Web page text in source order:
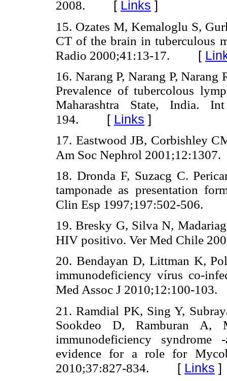
2008. [ Links ]
15. Ozates M, Kemaloglu S,
CT of the brain in tuberculous
Radio 2000;41:13-17. [
16. Narang P, Narang P,
Prevalence of tubercolous
Maharashtra State, India.
194. [ Links ]
17. Eastwood JB, Corbishley
Am Soc Nephrol 2001;12:1307.
18. Dronda F, Suzacg C.
tamponade as presentation
Clin Esp 1997;197:502-506.
19. Bresky G, Silva N,
HIV positivo. Ver Med Chile
20. Bendayan D, Littman K,
immunodeficiency vírus co-
Med Assoc J 2010;12:100-103.
21. Ramdial PK, Sing Y,
Sookdeo D, Ramburan A,
immunodeficiency syndrome
evidence for a role for
2010;37:827-834. [ Links ]